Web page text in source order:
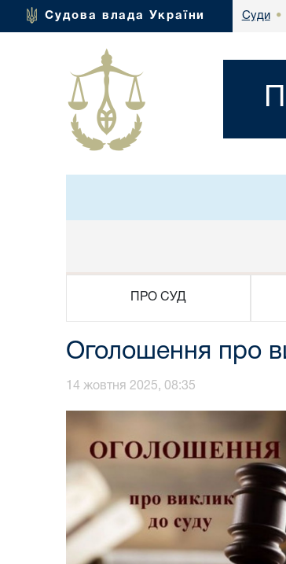
Судова влада України Суди •
ПРО СУД
Оголошення про
14 жовтня 2025, 08:35